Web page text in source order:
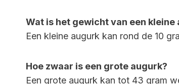
Wat is het gewicht van een kleine
Een kleine augurk kan rond de 10
Hoe zwaar is een grote augurk?
Een grote augurk kan tot 43 gram